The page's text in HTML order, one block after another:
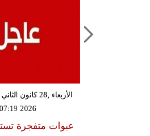
07:19 2026
عبوات متفجرة